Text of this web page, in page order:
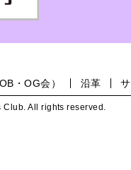
・OG会） 沿革
All rights reserved.